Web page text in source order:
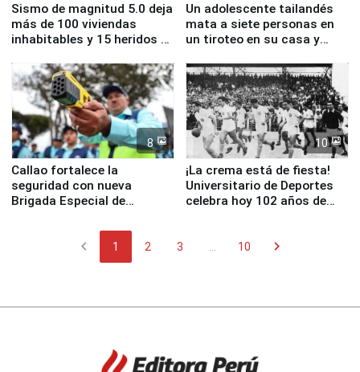
Sismo de magnitud 5.0 deja
más de 100 viviendas
inhabitables y 15 heridos en
Un adolescente tailandés
mata a siete personas en
un tiroteo en su casa y
8
Callao fortalece la
seguridad con nueva
Brigada Especial de
equipamiento para
10
¡La crema está de fiesta!
Universitario de Deportes
celebra hoy 102 años de
chevron_left 1 2 3 10 chevron_right